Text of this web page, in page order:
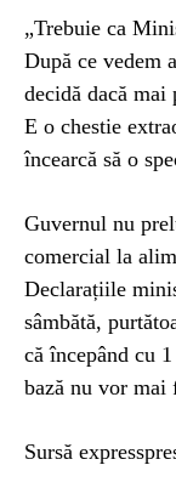
„Trebuie ca
După ce vedem
decidă dacă mai
E o chestie
încearcă să o
Guvernul nu
comercial la
Declarațiile
sâmbătă,
că începând cu
bază nu vor mai
Sursă